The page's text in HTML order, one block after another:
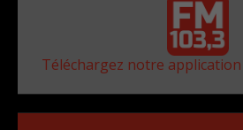
Téléchargez notre